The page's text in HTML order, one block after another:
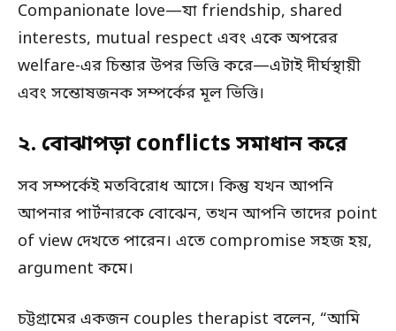
Companionate love—যা friendship, shared
interests, mutual respect এবং একে অপরের
welfare-এর চিন্তার উপর ভিত্তি করে—এটাই দীর্ঘস্থায়ী
এবং সন্তোষজনক সম্পর্কের মূল ভিত্তি।
২. বোঝাপড়া conflicts সমাধান করে
সব সম্পর্কেই মতবিরোধ আসে। কিন্তু যখন আপনি
আপনার পার্টনারকে বোঝেন, তখন আপনি তাদের point
of view দেখতে পারেন। এতে compromise সহজ হয়,
argument কমে।
চট্টগ্রামের একজন couples therapist বলেন, “আমি